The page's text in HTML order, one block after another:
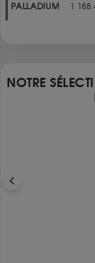
PALLADIUM 1
NOTRE